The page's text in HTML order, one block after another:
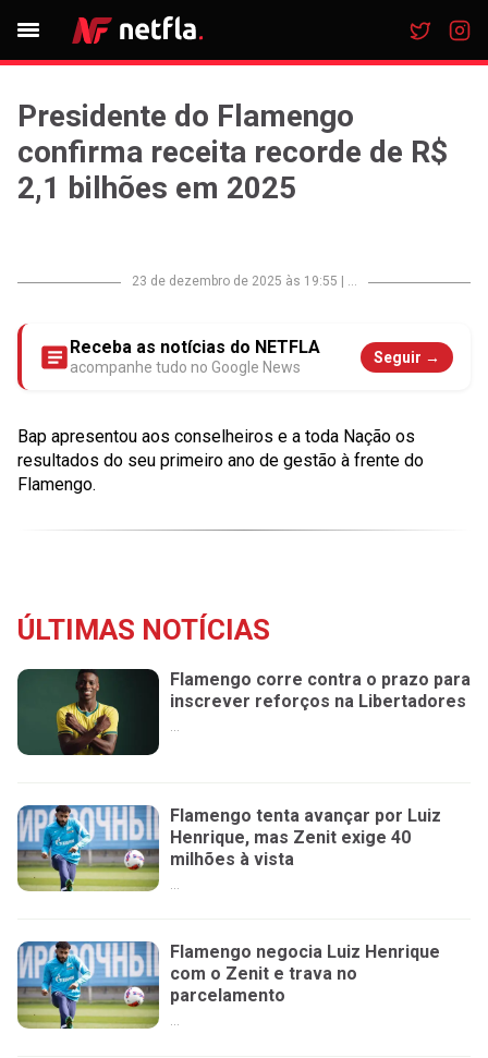
Presidente do Flamengo
confirma receita recorde de R$
2,1 bilhões em 2025
23 de dezembro de 2025 às 19:55 ...
Receba as notícias do NETFLA
acompanhe tudo no Google News
Seguir →
Bap apresentou aos conselheiros e a toda Nação os
resultados do seu primeiro ano de gestão à frente do
Flamengo.
ÚLTIMAS NOTÍCIAS
Flamengo corre contra o prazo para
inscrever reforços na Libertadores
...
Flamengo tenta avançar por Luiz
Henrique, mas Zenit exige 40
milhões à vista
...
Flamengo negocia Luiz Henrique
com o Zenit e trava no
parcelamento
...